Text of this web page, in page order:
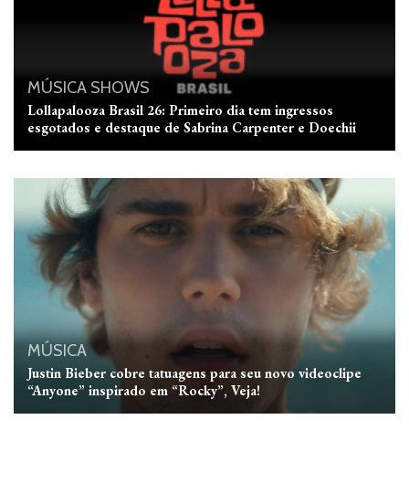
MÚSICA SHOWS
Lollapalooza Brasil 26: Primeiro dia tem ingressos
esgotados e destaque de Sabrina Carpenter e Doechii
MÚSICA
Justin Bieber cobre tatuagens para seu novo videoclipe
“Anyone” inspirado em “Rocky”, Veja!